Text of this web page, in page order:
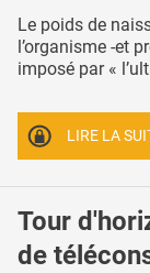
Le poids de
l’organisme -et
imposé par «
LIRE LA
Tour
de